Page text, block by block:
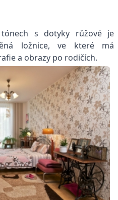
s dotyky růžové je
ložnice, ve které má
a obrazy po rodičích.